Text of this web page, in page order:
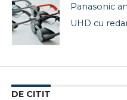
Panasonic
UHD cu
DE CITIT